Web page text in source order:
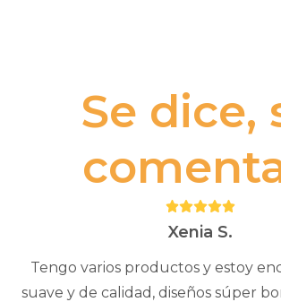
Se dice,
Puntuación:
5Xenia S.
Tengo varios productos y estoy
suave y de calidad, diseños súper